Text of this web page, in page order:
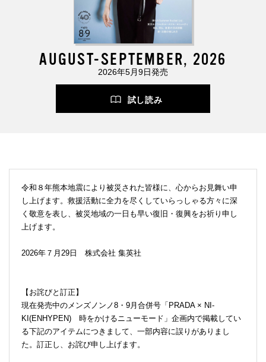
AUGUST-SEPTEMBER, 2026
2026年5月9日発売
試し読み
令和８年熊本地震により被災された皆様に、心からお見舞い申
し上げます。救援活動に全力を尽くしていらっしゃる方々に深
く敬意を表し、被災地域の一日も早い復旧・復興をお祈り申し
上げます。
2026年７月29日 株式会社 集英社
【お詫びと訂正】
現在発売中のメンズノンノ8・9月合併号「PRADA × NI-
KI(ENHYPEN) 時をかけるニューモード」企画内で掲載してい
る下記のアイテムにつきまして、一部内容に誤りがありまし
た。訂正し、お詫び申し上げます。